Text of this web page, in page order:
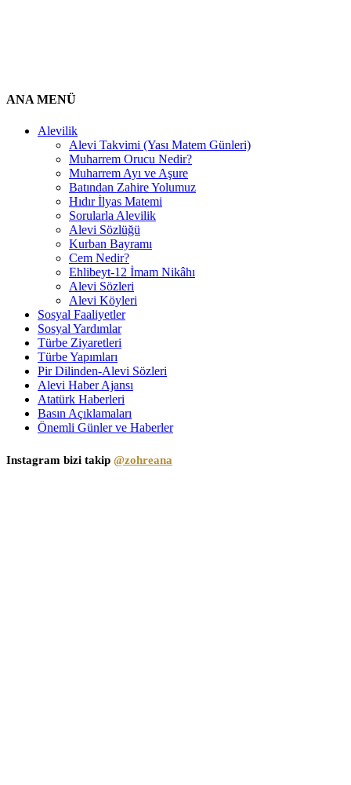
ANA MENÜ
Alevilik
Alevi Takvimi (Yası Matem Günleri)
Muharrem Orucu Nedir?
Muharrem Ayı ve Aşure
Batından Zahire Yolumuz
Hıdır İlyas Matemi
Sorularla Alevilik
Alevi Sözlüğü
Kurban Bayramı
Cem Nedir?
Ehlibeyt-12 İmam Nikâhı
Alevi Sözleri
Alevi Köyleri
Sosyal Faaliyetler
Sosyal Yardımlar
Türbe Ziyaretleri
Türbe Yapımları
Pir Dilinden-Alevi Sözleri
Alevi Haber Ajansı
Atatürk Haberleri
Basın Açıklamaları
Önemli Günler ve Haberler
Instagram bizi takip @zohreana